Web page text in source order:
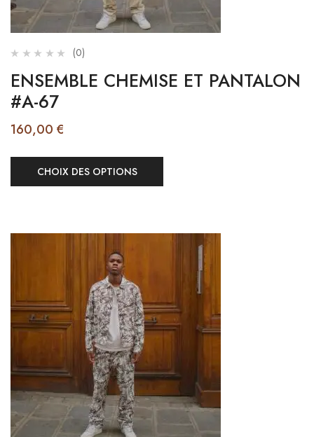
(0)
ENSEMBLE CHEMISE ET PANTALON
#A-67
160,00 €
CHOIX DES OPTIONS